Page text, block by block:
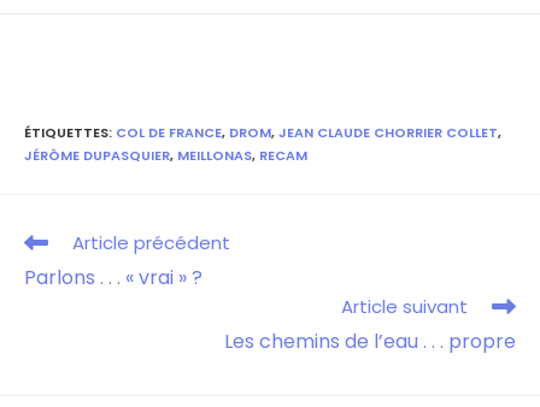
ÉTIQUETTES: COL DE FRANCE, DROM,JEAN CLAUDE CHORRIER COLLET,
JÉRÔME DUPASQUIER, MEILLONAS, RECAM
Article précédent
Parlons . . . « vrai » ?
Article suivant
Les chemins de l’eau . . . propre